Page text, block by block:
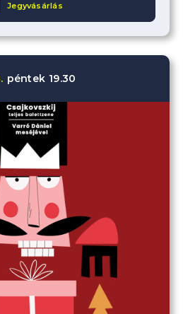
Jegyvásárlás
péntek 19.30